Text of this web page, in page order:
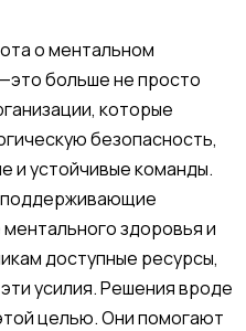
о ментальном
больше не просто
которые
безопасность,
и устойчивые команды.
здоровья и
доступные ресурсы,
усилия. Решения вроде
целью. Они помогают